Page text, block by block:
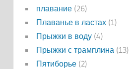
плавание(26)
Плаванье в ластах(1)
Прыжки в воду(4)
Прыжки с трамплина (13)
Пятиборье(2)